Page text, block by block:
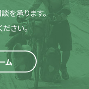
を承ります。
さい。
ム